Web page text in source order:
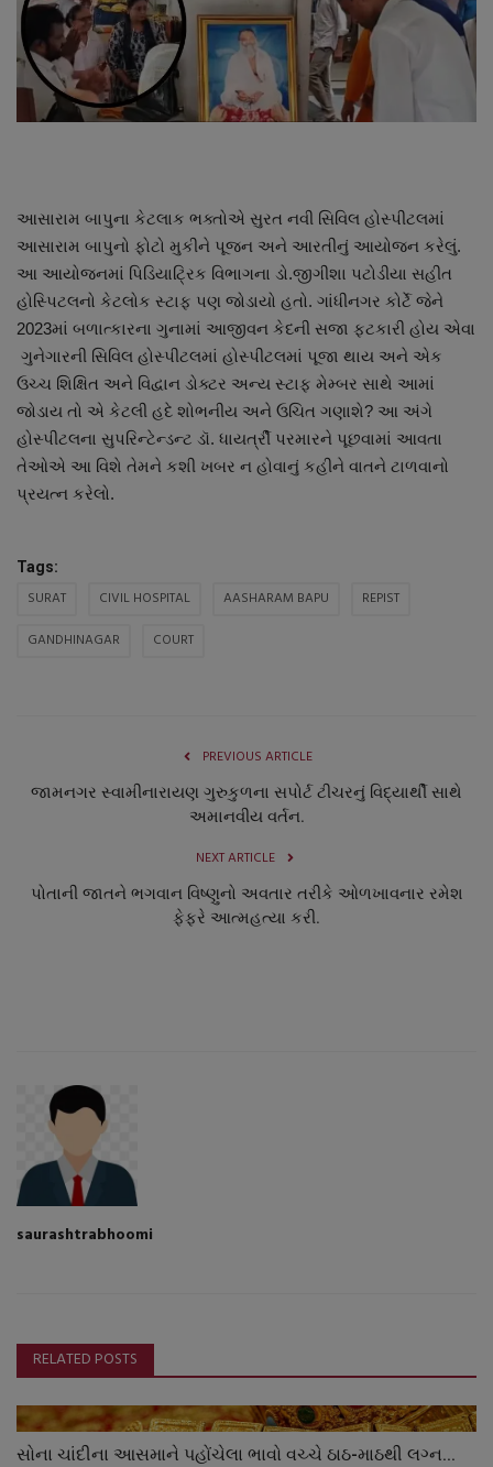
About Author
Contact
Dipotsav Special
રાષ્ટ્રીય
ગુજરાત
જુનાગઢ
Support US
બજારના સમાચાર
સ્થાનિક સમાચાર
સ્પોર્ટ્સ
બોલિવૂડ
આસારામ બાપુના કેટલાક ભક્તોએ સુરત નવી સિવિલ હોસ્પીટલમાં
આસારામ બાપુનો ફોટો મુકીને પૂજન અને આરતીનું આયોજન કરેલું.
આ આયોજનમાં પિડિયાટ્રિક વિભાગના ડો.જીગીશા પટોડીયા સહીત
હોસ્પિટલનો કેટલોક સ્ટાફ પણ જોડાયો હતો. ગાંધીનગર કોર્ટે જેને
2023માં બળાત્કારના ગુનામાં આજીવન કેદની સજા ફટકારી હોય એવા
ગુનેગારની સિવિલ હોસ્પીટલમાં હોસ્પીટલમાં પૂજા થાય અને એક
ઉચ્ચ શિક્ષિત અને વિદ્વાન ડોક્ટર અન્ય સ્ટાફ મેમ્બર સાથે આમાં
જોડાય તો એ કેટલી હદે શોભનીય અને ઉચિત ગણાશે? આ અંગે
હોસ્પીટલના સુપરિન્ટેન્ડન્ટ ડૉ. ધાયર્ત્રી પરમારને પૂછવામાં આવતા
તેઓએ આ વિશે તેમને કશી ખબર ન હોવાનું કહીને વાતને ટાળવાનો
પ્રયત્ન કરેલો.
Tags:
SURAT CIVIL HOSPITAL AASHARAM BAPU
REPIST
GANDHINAGAR
COURT
PREVIOUS ARTICLE
જામનગર સ્વામીનારાયણ ગુરુકુળના સપોર્ટ ટીચરનું વિદ્યાર્થી સાથે
અમાનવીય વર્તન.
NEXT ARTICLE
પોતાની જાતને ભગવાન વિષ્ણુનો અવતાર તરીકે ઓળખાવનાર રમેશ
ફેફરે આત્મહત્યા કરી.
saurashtrabhoomi
RELATED POSTS
સોના ચાંદીના આસમાને પહોંચેલા ભાવો વચ્ચે ઠાઠ-માઠથી લગ્ન...